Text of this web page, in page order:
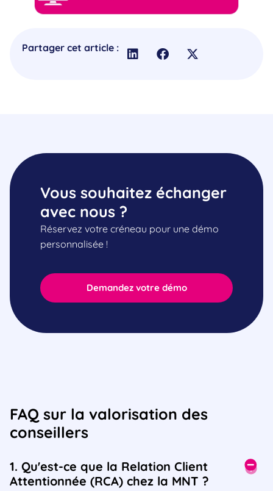
Partager cet article :
Demandez votre démo
Vous souhaitez échanger
avec nous ?
Réservez votre créneau pour une démo
personnalisée !
FAQ sur la valorisation des
conseillers
1. Qu'est-ce que la Relation Client
Attentionnée (RCA) chez la MNT ?